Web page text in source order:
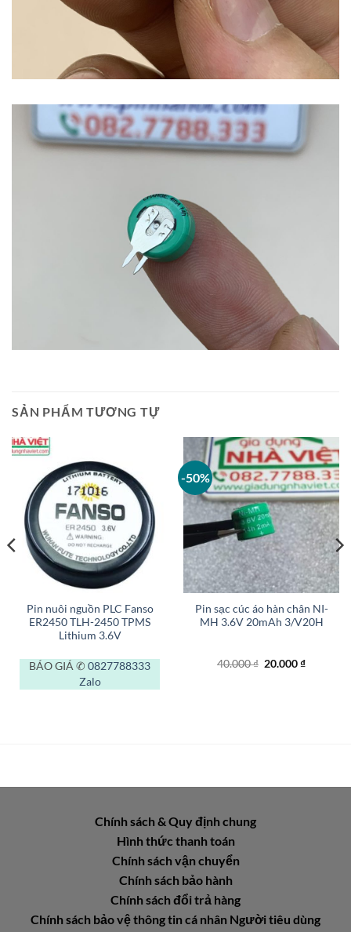
SẢN PHẨM TƯƠNG TỰ
Pin nuôi nguồn PLC Fanso
ER2450 TLH-2450 TPMS
Lithium 3.6V
BÁO GIÁ ✆ 0827788333
Zalo
-50%
Pin sạc cúc áo hàn chân NI-
MH 3.6V 20mAh 3/V20H
40.000₫ Giá
20.000₫Giá
Chính sách & Quy định chung
Hình thức thanh toán
Chính sách vận chuyển
Chính sách bảo hành
Chính sách đổi trả hàng
Chính sách bảo vệ thông tin cá nhân Người tiêu dùng